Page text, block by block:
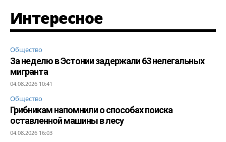
Интересное
Общество
За неделю в Эстонии задержали 63 нелегальных
мигранта
04.08.2026 10:41
Общество
Грибникам напомнили о способах поиска
оставленной машины в лесу
04.08.2026 16:03